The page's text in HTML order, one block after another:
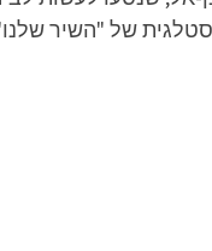
של "השיר